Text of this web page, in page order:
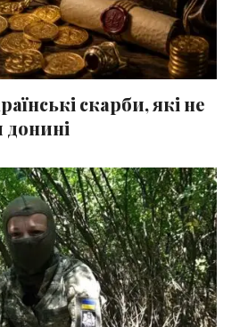
скарби, які не
донині